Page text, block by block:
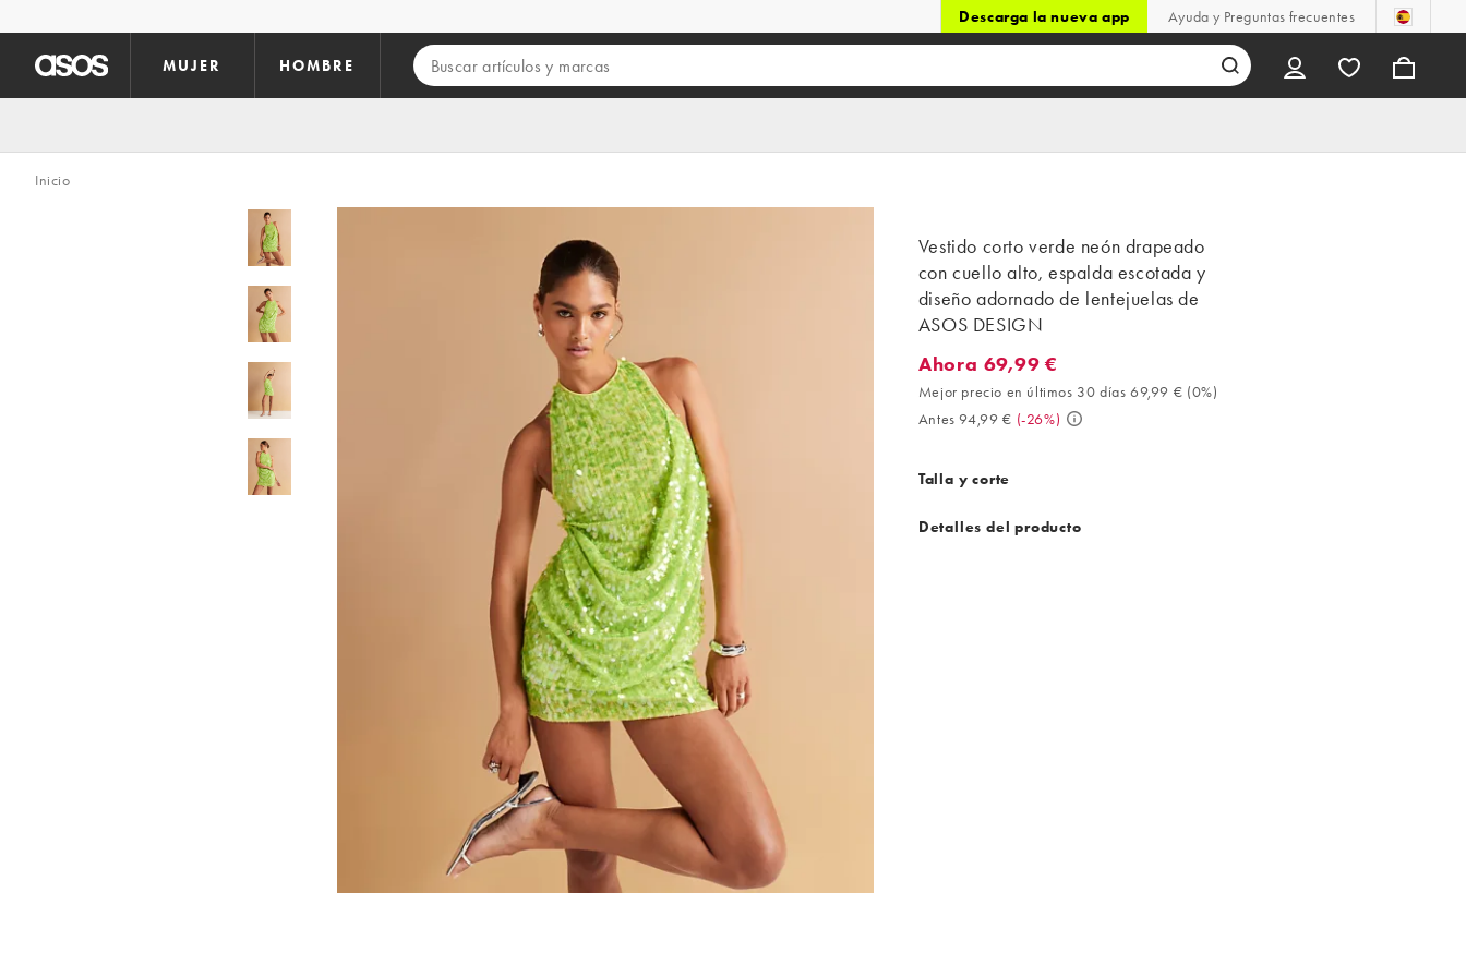
Descarga la nueva app Ayuda y Preguntas frecuentes
MUJER HOMBRE
Inicio
Vestido corto verde neón drapeado
con cuello alto, espalda escotada y
diseño adornado de lentejuelas de
ASOS DESIGN
Ahora 69,99 €. Mejor precio en últimos 30 días 69,99 € (0%). Antes
Ahora 69,99 €
Mejor precio en últimos 30 días 69,99 € (0%)
Antes 94,99 € (-26%)
Talla y corte
Detalles del producto